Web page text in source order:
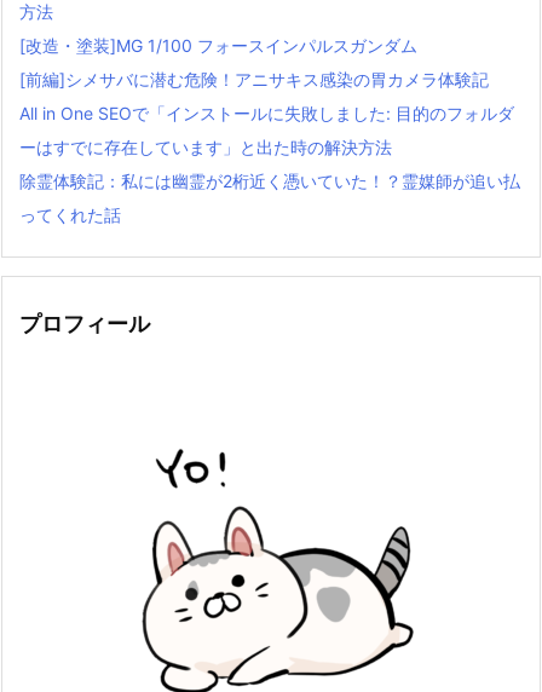
方法
[改造・塗装]MG 1/100 フォースインパルスガンダム
[前編]シメサバに潜む危険！アニサキス感染の胃カメラ体験記
All in One SEOで「インストールに失敗しました: 目的のフォルダ
ーはすでに存在しています」と出た時の解決方法
除霊体験記：私には幽霊が2桁近く憑いていた！？霊媒師が追い払
ってくれた話
プロフィール